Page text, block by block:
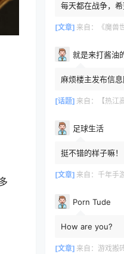
每天都在战争，
[文章] 来自： 《魔兽世界
就是来打酱油
麻烦楼主发布信
[话题] 来自： 【热江
足球生活
挺不错的样子嘛！
[文章] 来自： 千年手游全
Porn Tude
How are you?
[文章] 来自： 游戏搬砖单